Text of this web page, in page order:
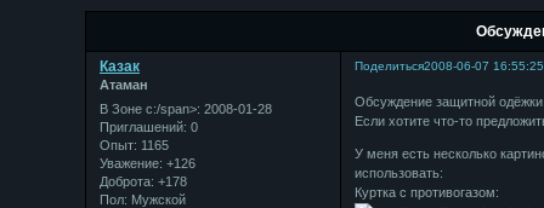
Поделиться2008-06-07 16:55:25
Казак
Атаман
В Зоне с:/span>: 2008-01-28
Приглашений: 0
Опыт: 1165
Уважение: +126
Доброта: +178
Пол: Мужской
Обсуждение защитной
Если хотите что-то
У меня есть несколько
использовать:
Куртка с противогазом: